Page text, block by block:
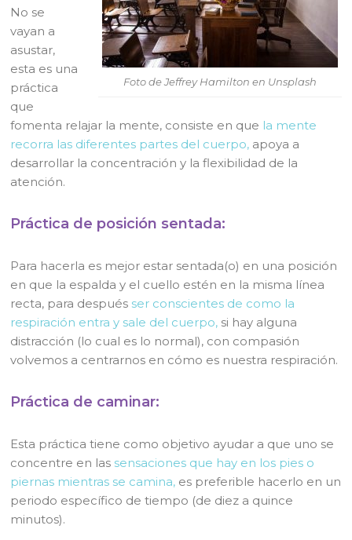
Foto de Jeffrey Hamilton en Unsplash
No se
vayan a
asustar,
esta es una
práctica
que
fomenta relajar la mente, consiste en que la mente
recorra las diferentes partes del cuerpo, apoya a
desarrollar la concentración y la flexibilidad de la
atención.
Práctica de posición sentada:
Para hacerla es mejor estar sentada(o) en una posición
en que la espalda y el cuello estén en la misma línea
recta, para después ser conscientes de como la
respiración entra y sale del cuerpo, si hay alguna
distracción (lo cual es lo normal), con compasión
volvemos a centrarnos en cómo es nuestra respiración.
Práctica de caminar:
Esta práctica tiene como objetivo ayudar a que uno se
concentre en las sensaciones que hay en los pies o
piernas mientras se camina, es preferible hacerlo en un
periodo específico de tiempo (de diez a quince
minutos).